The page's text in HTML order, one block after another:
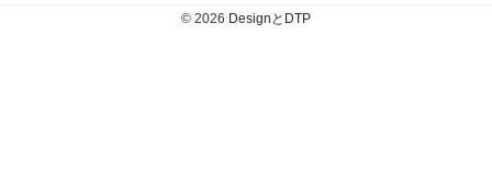
© 2026 DesignとDTP